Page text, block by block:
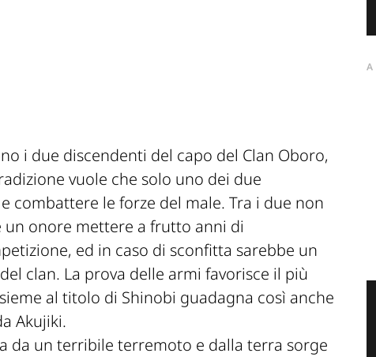
i due discendenti del capo del Clan Oboro,
vuole che solo uno dei due
combattere le forze del male. Tra i due non
onore mettere a frutto anni di
ed in caso di sconfitta sarebbe un
clan. La prova delle armi favorisce il più
al titolo di Shinobi guadagna così anche
Akujiki.
da un terribile terremoto e dalla terra sorge